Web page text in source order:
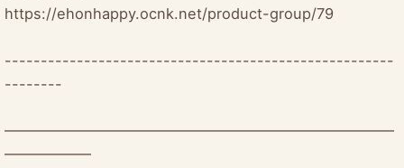
https://ehonhappy.ocnk.net/product-group/79
------------------------------------------------------
--------
━━━━━━━━━━━━━━━━━━━━━━━━━━━
━━━━━━